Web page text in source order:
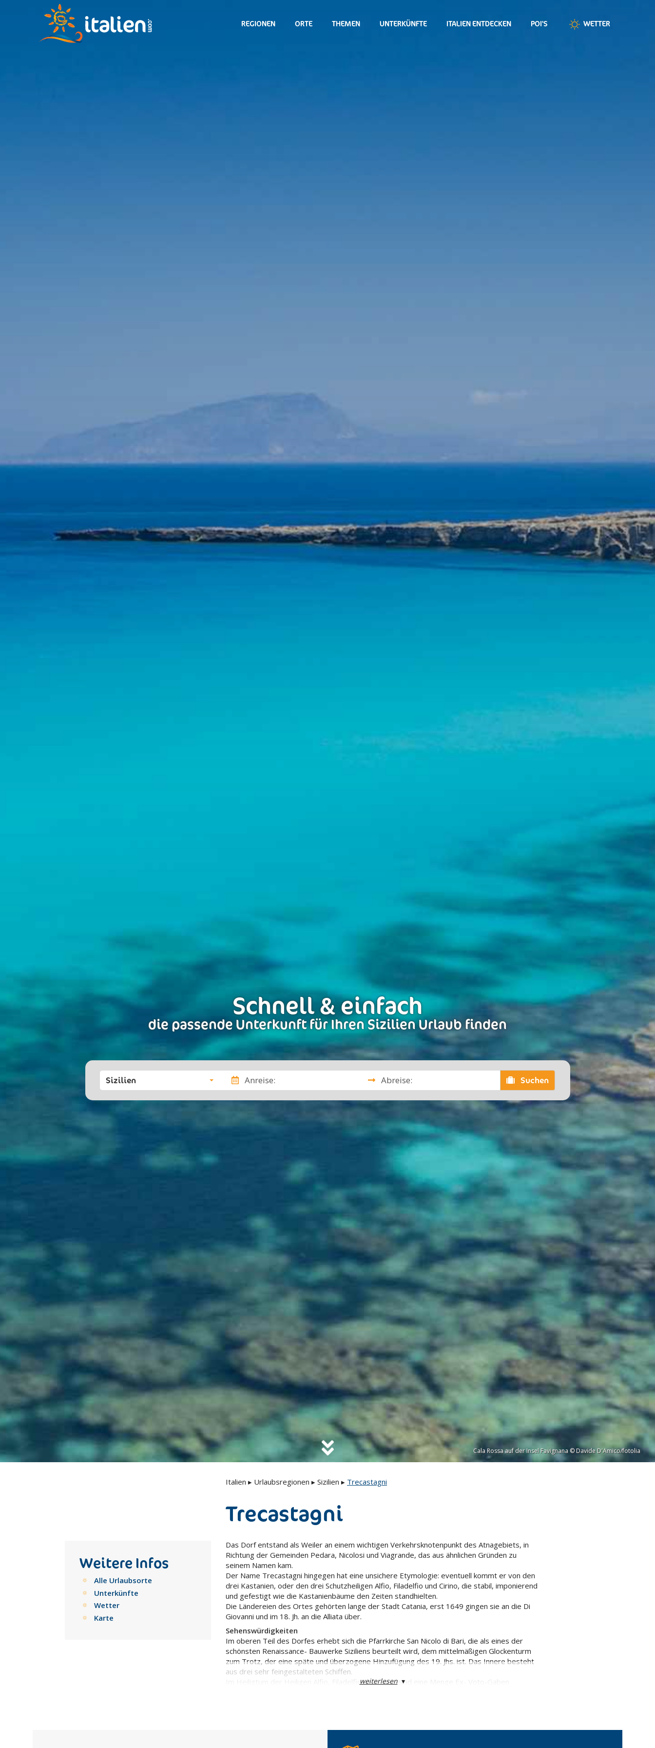
Cala Rossa auf der Insel Favignana © Davide D'Amico/fotolia
REGIONEN ORTE THEMEN UNTERKÜNFTE ITALIEN ENTDECKEN POI'S WETTER
Schnell & einfach
die passende Unterkunft für Ihren Sizilien Urlaub finden
Sizilien Anreise: Abreise: Suchen
Italien ▸ Urlaubsregionen ▸ Sizilien ▸ Trecastagni
Trecastagni
Das Dorf entstand als Weiler an einem wichtigen Verkehrsknotenpunkt des Atnagebiets, in
Richtung der Gemeinden Pedara, Nicolosi und Viagrande, das aus ähnlichen Gründen zu
seinem Namen kam.
Der Name Trecastagni hingegen hat eine unsichere Etymologie: eventuell kommt er von den
drei Kastanien, oder den drei Schutzheiligen Alfio, Filadelfio und Cirino, die stabil, imponierend
und gefestigt wie die Kastanienbäume den Zeiten standhielten.
Die Ländereien des Ortes gehörten lange der Stadt Catania, erst 1649 gingen sie an die Di
Giovanni und im 18. Jh. an die Alliata über.
Sehenswürdigkeiten
Im oberen Teil des Dorfes erhebt sich die Pfarrkirche San Nicolo di Bari, die als eines der
schönsten Renaissance- Bauwerke Siziliens beurteilt wird, dem mittelmäßigen Glockenturm
zum Trotz, der eine späte und überzogene Hinzufügung des 19. Jhs. ist. Das Innere besteht
aus drei sehr feingestalteten Schiffen.
Im Heiligtum der Heiligen Alfio, Filadelfio und Cirino sind eine Menge Ex- Voto-Gaben
Am Ortsausgang steht die schönste Kirche: Santa Maria Maggiore. Sie besteht aus einem
weiterlesen▾
Weitere Infos
Alle Urlaubsorte
Unterkünfte
Wetter
Karte